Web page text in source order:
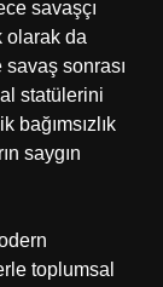
savaşçı
olarak da
sonrası
statülerini
bağımsızlık
saygın
toplumsal